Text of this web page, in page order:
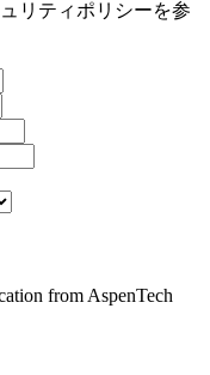
リティポリシーを参
from AspenTech